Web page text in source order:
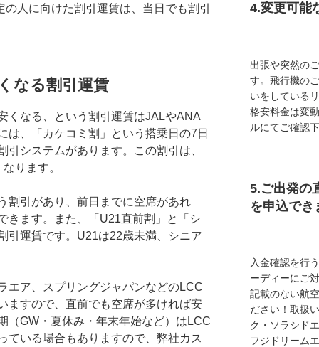
人に向けた割引運賃は、当日でも割引
なる割引運賃
くなる、という割引運賃はJALやANA
は、「カケコミ割」という搭乗日の7日
システムがあります。この割引は、
ります。
割引があり、前日までに空席があれ
きます。また、「U21直前割」と「シ
引運賃です。U21は22歳未満、シニア
エア、スプリングジャパンなどのLCC
ますので、直前でも空席が多ければ安
（GW・夏休み・年末年始など）はLCC
ている場合もありますので、弊社カス
4.変更可能
出張や突然の
す。飛行機の
いをしている
格安料金は変
ルにてご確認
5.ご出発の
を申込でき
入金確認を行
ーディーにご
記載のない航
ださい！取扱
ク・ソラシド
フジドリーム